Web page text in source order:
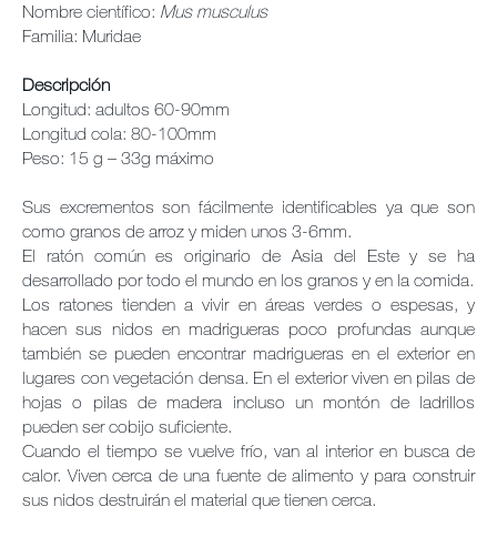
Sitemap
Carreras
Nombre científico: Mus musculus
Familia: Muridae
Descripción
Longitud: adultos 60-90mm
Longitud cola: 80-100mm
Peso: 15 g – 33g máximo
Sus excrementos son fácilmente identificables ya que son
como granos de arroz y miden unos 3-6mm.
El ratón común es originario de Asia del Este y se ha
desarrollado por todo el mundo en los granos y en la comida.
Los ratones tienden a vivir en áreas verdes o espesas, y
hacen sus nidos en madrigueras poco profundas aunque
también se pueden encontrar madrigueras en el exterior en
lugares con vegetación densa. En el exterior viven en pilas de
hojas o pilas de madera incluso un montón de ladrillos
pueden ser cobijo suficiente.
Cuando el tiempo se vuelve frío, van al interior en busca de
calor. Viven cerca de una fuente de alimento y para construir
sus nidos destruirán el material que tienen cerca.